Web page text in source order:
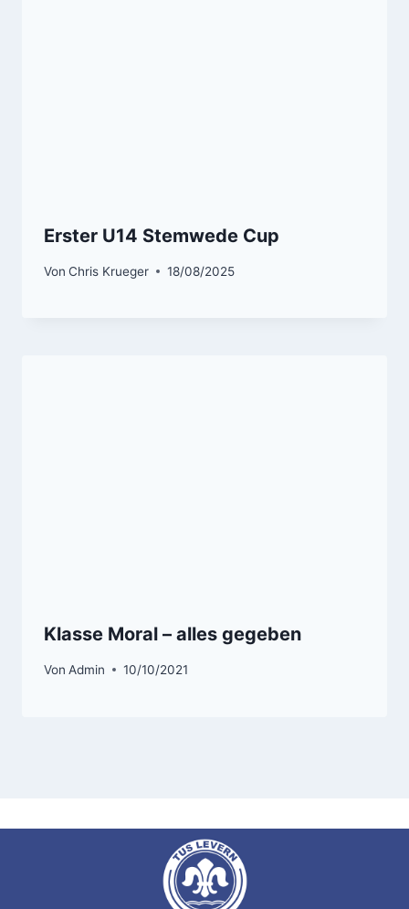
Erster U14 Stemwede Cup
Von Chris Krueger 18/08/2025
Klasse Moral – alles gegeben
Von Admin 10/10/2021